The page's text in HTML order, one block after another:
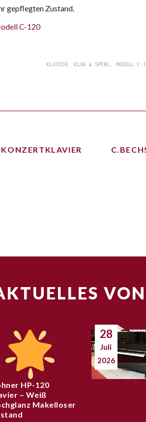
gepflegten Zustand.
C-120
KLAVIER, KLUG & SPERL , MODELL C-
HP-120
– Weiß
Makelloser
28
Juli
2026